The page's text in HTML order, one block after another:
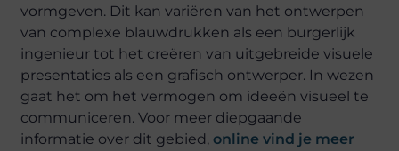
vormgeven. Dit kan variëren van het ontwerpen
van complexe blauwdrukken als een burgerlijk
ingenieur tot het creëren van uitgebreide visuele
presentaties als een grafisch ontwerper. In wezen
gaat het om het vermogen om ideeën visueel te
communiceren. Voor meer diepgaande
informatie over dit gebied,online vind je meer